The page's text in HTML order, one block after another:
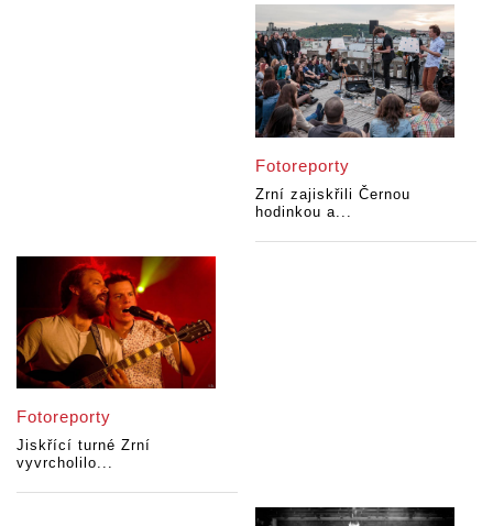
Fotoreporty
Zrní zajiskřili Černou
hodinkou a...
Fotoreporty
Jiskřící turné Zrní
vyvrcholilo...